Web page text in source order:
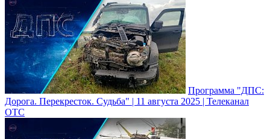
Программа "ДПС:
Дорога. Перекресток. Судьба" | 11 августа 2025 | Телеканал
ОТС